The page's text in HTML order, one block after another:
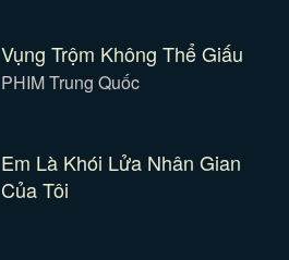
Vụng Trộm Không Thể Giấu
PHIM Trung Quốc
Em Là Khói Lửa Nhân Gian
Của Tôi